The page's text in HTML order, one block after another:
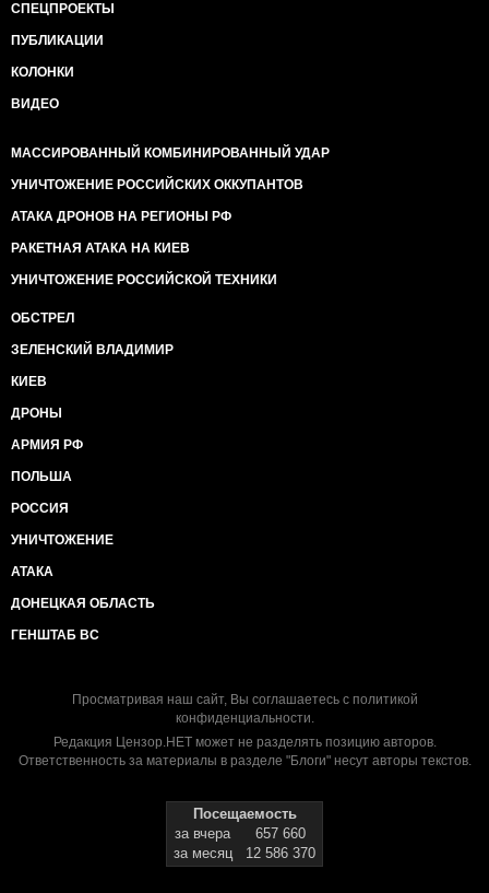
СПЕЦПРОЕКТЫ
ПУБЛИКАЦИИ
КОЛОНКИ
ВИДЕО
МАССИРОВАННЫЙ КОМБИНИРОВАННЫЙ УДАР
УНИЧТОЖЕНИЕ РОССИЙСКИХ ОККУПАНТОВ
АТАКА ДРОНОВ НА РЕГИОНЫ РФ
РАКЕТНАЯ АТАКА НА КИЕВ
УНИЧТОЖЕНИЕ РОССИЙСКОЙ ТЕХНИКИ
ОБСТРЕЛ
ЗЕЛЕНСКИЙ ВЛАДИМИР
КИЕВ
ДРОНЫ
АРМИЯ РФ
ПОЛЬША
РОССИЯ
УНИЧТОЖЕНИЕ
АТАКА
ДОНЕЦКАЯ ОБЛАСТЬ
ГЕНШТАБ ВС
Просматривая наш сайт, Вы соглашаетесь с политикой
конфиденциальности.
Редакция Цензор.НЕТ может не разделять позицию авторов.
Ответственность за материалы в разделе "Блоги" несут авторы текстов.
Посещаемость
за вчера
657 660
за месяц
12 586 370